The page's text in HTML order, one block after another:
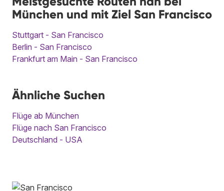
München und mit Ziel San Francisco
Stuttgart - San Francisco
Berlin - San Francisco
Frankfurt am Main - San Francisco
Ähnliche Suchen
Flüge ab München
Flüge nach San Francisco
Deutschland - USA